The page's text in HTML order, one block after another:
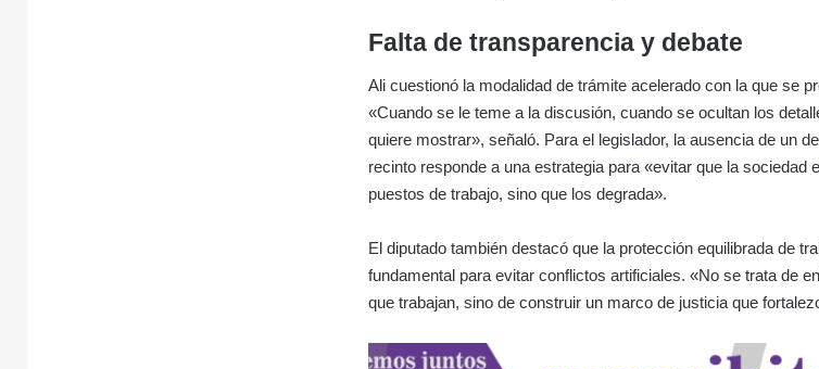
Falta de transparencia y debate
Ali cuestionó la modalidad de trámite acelerado con la que se
«Cuando se le teme a la discusión, cuando se ocultan los
quiere mostrar», señaló. Para el legislador, la ausencia de un
recinto responde a una estrategia para «evitar que la sociedad
puestos de trabajo, sino que los degrada».
El diputado también destacó que la protección equilibrada de
fundamental para evitar conflictos artificiales. «No se trata de
que trabajan, sino de construir un marco de justicia que